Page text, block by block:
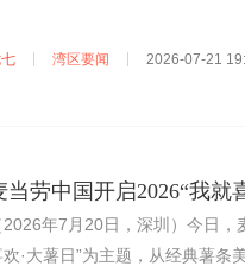
湾区要闻 2026-07-21
当劳中国开启2026“我就
2026年7月20日，深圳）今日
欢·大薯日”为主题，从经典薯条